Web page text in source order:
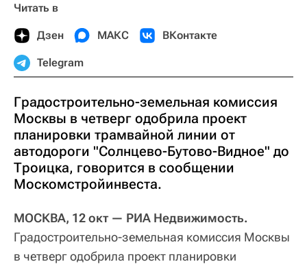
Читать в
Дзен МАКС ВКонтакте
Telegram
Градостроительно-земельная комиссия
Москвы в четверг одобрила проект
планировки трамвайной линии от
автодороги "Солнцево-Бутово-Видное" до
Троицка, говорится в сообщении
Москомстройинвеста.
МОСКВА, 12 окт — РИА Недвижимость.
Градостроительно-земельная комиссия Москвы
в четверг одобрила проект планировки